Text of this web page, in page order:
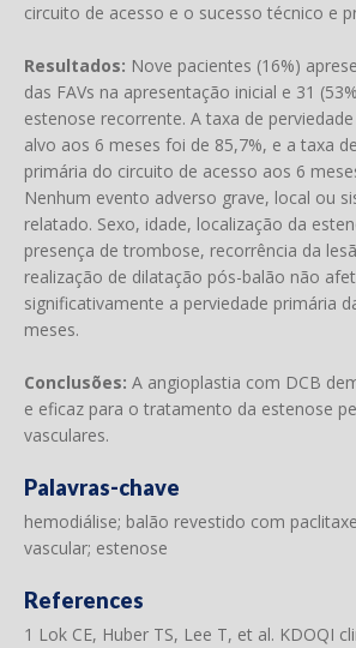
circuito de acesso e o sucesso técnico e
Resultados: Nove pacientes (16%)
das FAVs na apresentação inicial e 31
estenose recorrente. A taxa de
alvo aos 6 meses foi de 85,7%, e a taxa
primária do circuito de acesso aos 6
Nenhum evento adverso grave, local ou
relatado. Sexo, idade, localização da
presença de trombose, recorrência da
realização de dilatação pós-balão não
significativamente a perviedade primária
meses.
Conclusões: A angioplastia com DCB
e eficaz para o tratamento da estenose
vasculares.
Palavras-chave
hemodiálise; balão revestido com
vascular; estenose
References
1 Lok CE, Huber TS, Lee T, et al. KDOQI